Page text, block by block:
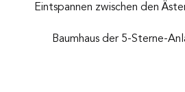
Eintspannen zwischen den
Baumhaus der 5-Sterne-